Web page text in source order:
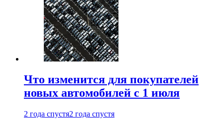
Что изменится для покупателей
новых автомобилей с 1 июля
2 года спустя2 года спустя